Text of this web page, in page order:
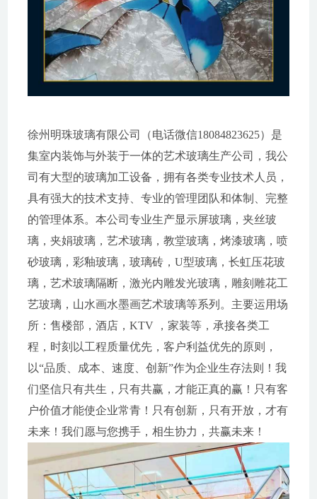
徐州明珠玻璃有限公司（电话微信18084823625）是
集室内装饰与外装于一体的艺术玻璃生产公司，我公
司有大型的玻璃加工设备，拥有各类专业技术人员，
具有强大的技术支持、专业的管理团队和体制、完整
的管理体系。本公司专业生产显示屏玻璃，夹丝玻
璃，夹娟玻璃，艺术玻璃，教堂玻璃，烤漆玻璃，喷
砂玻璃，彩釉玻璃，玻璃砖，U型玻璃，长虹压花玻
璃，艺术玻璃隔断，激光内雕发光玻璃，雕刻雕花工
艺玻璃，山水画水墨画艺术玻璃等系列。主要运用场
所：售楼部，酒店，KTV ，家装等，承接各类工
程，时刻以工程质量优先，客户利益优先的原则，
以“品质、成本、速度、创新”作为企业生存法则！我
们坚信只有共生，只有共赢，才能正真的赢！只有客
户价值才能使企业常青！只有创新，只有开放，才有
未来！我们愿与您携手，相生协力，共赢未来！